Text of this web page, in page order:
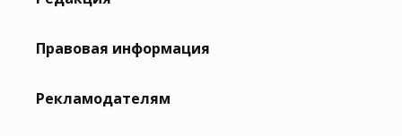
Правовая информация
Рекламодателям